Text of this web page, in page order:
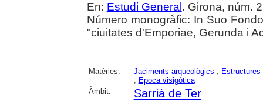
En: Estudi General . Girona, núm.
Número monogràfic: In Suo
"ciuitates d'Emporiae, Gerunda i
Matèries: Jaciments arqueològics ; Estructures
; Epoca visigòtica
Àmbit:
Sarrià de Ter